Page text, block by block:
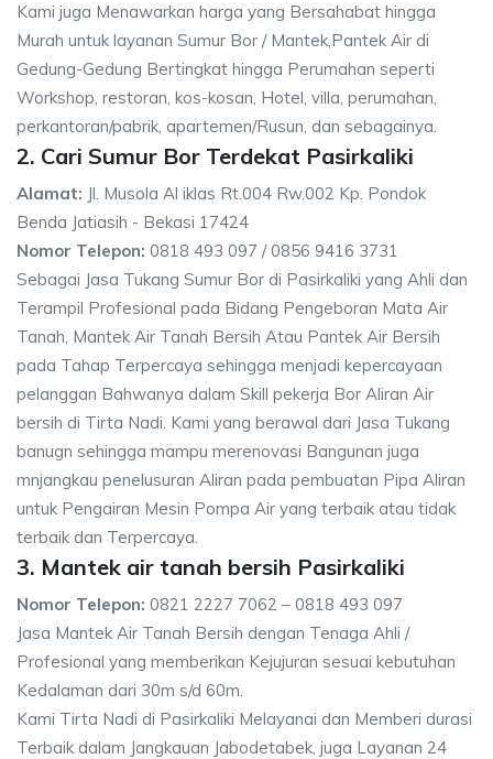
Kami juga Menawarkan harga yang Bersahabat hingga
Murah untuk layanan Sumur Bor / Mantek,Pantek Air di
Gedung-Gedung Bertingkat hingga Perumahan seperti
Workshop, restoran, kos-kosan, Hotel, villa, perumahan,
perkantoran/pabrik, apartemen/Rusun, dan sebagainya.
2. Cari Sumur Bor Terdekat Pasirkaliki
Alamat: Jl. Musola Al iklas Rt.004 Rw.002 Kp. Pondok
Benda Jatiasih - Bekasi 17424
Nomor Telepon: 0818 493 097 / 0856 9416 3731
Sebagai Jasa Tukang Sumur Bor di Pasirkaliki yang Ahli dan
Terampil Profesional pada Bidang Pengeboran Mata Air
Tanah, Mantek Air Tanah Bersih Atau Pantek Air Bersih
pada Tahap Terpercaya sehingga menjadi kepercayaan
pelanggan Bahwanya dalam Skill pekerja Bor Aliran Air
bersih di Tirta Nadi. Kami yang berawal dari Jasa Tukang
banugn sehingga mampu merenovasi Bangunan juga
mnjangkau penelusuran Aliran pada pembuatan Pipa Aliran
untuk Pengairan Mesin Pompa Air yang terbaik atau tidak
terbaik dan Terpercaya.
3. Mantek air tanah bersih Pasirkaliki
Nomor Telepon: 0821 2227 7062 – 0818 493 097
Jasa Mantek Air Tanah Bersih dengan Tenaga Ahli /
Profesional yang memberikan Kejujuran sesuai kebutuhan
Kedalaman dari 30m s/d 60m.
Kami Tirta Nadi di Pasirkaliki Melayanai dan Memberi durasi
Terbaik dalam Jangkauan Jabodetabek, juga Layanan 24